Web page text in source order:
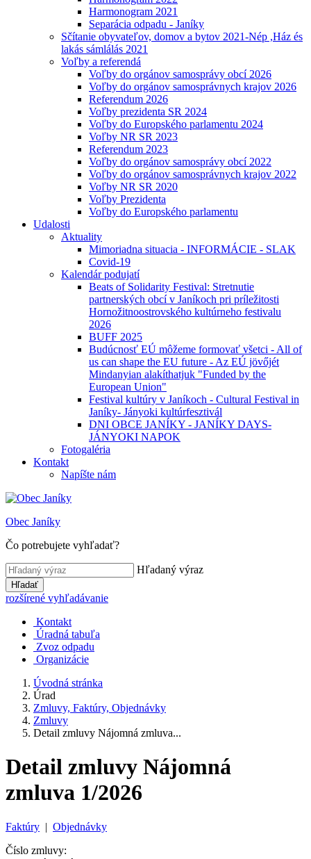
Harmonogram 2021
Separácia odpadu - Janíky
Sčítanie obyvateľov, domov a bytov 2021-Nép ,Ház és
lakás sámlálás 2021
Voľby a referendá
Voľby do orgánov samosprávy obcí 2026
Voľby do orgánov samosprávnych krajov 2026
Referendum 2026
Voľby prezidenta SR 2024
Voľby do Europského parlamentu 2024
Voľby NR SR 2023
Referendum 2023
Voľby do orgánov samosprávy obcí 2022
Voľby do orgánov samosprávnych krajov 2022
Voľby NR SR 2020
Voľby Prezidenta
Voľby do Europského parlamentu
Udalosti
Aktuality
Mimoriadna situacia - INFORMÁCIE - SLAK
Covid-19
Kalendár podujatí
Beats of Solidarity Festival: Stretnutie
partnerských obcí v Janíkoch pri príležitosti
Hornožitnoostrovského kultúrneho festivalu
2026
BUFF 2025
Budúcnosť EÚ môžeme formovať všetci - All of
us can shape the EU future - Az EÚ jövőjét
Mindanyian alakíthatjuk "Funded by the
European Union"
Festival kultúry v Janíkoch - Cultural Festival in
Janíky- Jányoki kultúrfesztivál
DNI OBCE JANÍKY - JANÍKY DAYS-
JÁNYOKI NAPOK
Fotogaléria
Kontakt
Napíšte nám
Obec Janíky
Čo potrebujete vyhľadať?
Hľadaný výraz
Hľadať
rozšírené vyhľadávanie
Kontakt
Úradná tabuľa
Zvoz odpadu
Organizácie
Úvodná stránka
Úrad
Zmluvy, Faktúry, Objednávky
Zmluvy
Detail zmluvy Nájomná zmluva...
Detail zmluvy Nájomná
zmluva 1/2026
Faktúry | Objednávky
Číslo zmluvy: